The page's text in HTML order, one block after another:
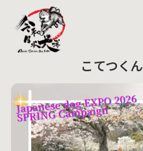
こてつくん